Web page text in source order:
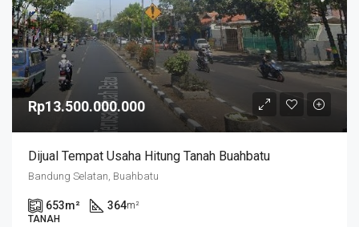
Rp13.500.000.000
Dijual Tempat Usaha Hitung Tanah Buahbatu
Bandung Selatan, Buahbatu
653m² 364m²
TANAH